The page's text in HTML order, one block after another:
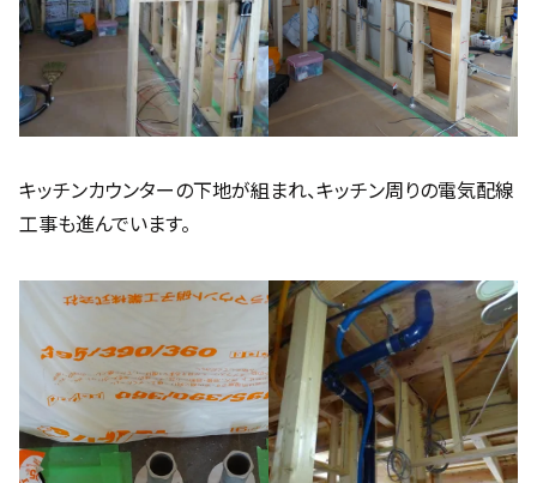
キッチンカウンターの下地が組まれ、キッチン周りの電気配線
工事も進んでいます。